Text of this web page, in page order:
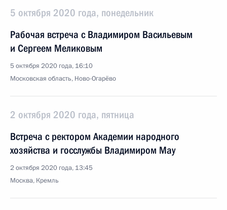
5 октября 2020 года, понедельник
Рабочая встреча с Владимиром Васильевым
и Сергеем Меликовым
5 октября 2020 года, 16:10
Московская область, Ново-Огарёво
2 октября 2020 года, пятница
Встреча с ректором Академии народного
хозяйства и госслужбы Владимиром Мау
2 октября 2020 года, 13:45
Москва, Кремль